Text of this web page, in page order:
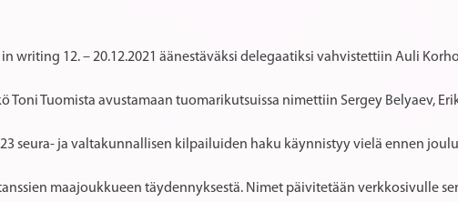
writing 12. – 20.12.2021 äänestäväksi delegaatiksi vahvistettiin Auli
Toni Tuomista avustamaan tuomarikutsuissa nimettiin Sergey Belyaev,
seura- ja valtakunnallisen kilpailuiden haku käynnistyy vielä ennen
maajoukkueen täydennyksestä. Nimet päivitetään verkkosivulle